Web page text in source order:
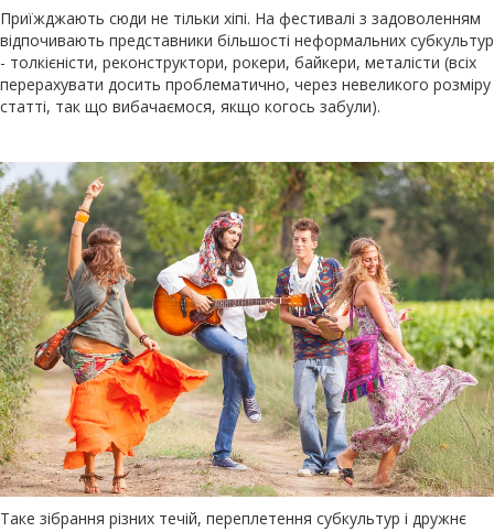
Приїжджають сюди не тільки хіпі. На фестивалі з задоволенням
відпочивають представники більшості неформальних субкультур
- толкієністи, реконструктори, рокери, байкери, металісти (всіх
перерахувати досить проблематично, через невеликого розміру
статті, так що вибачаємося, якщо когось забули).
Таке зібрання різних течій, переплетення субкультур і дружнє